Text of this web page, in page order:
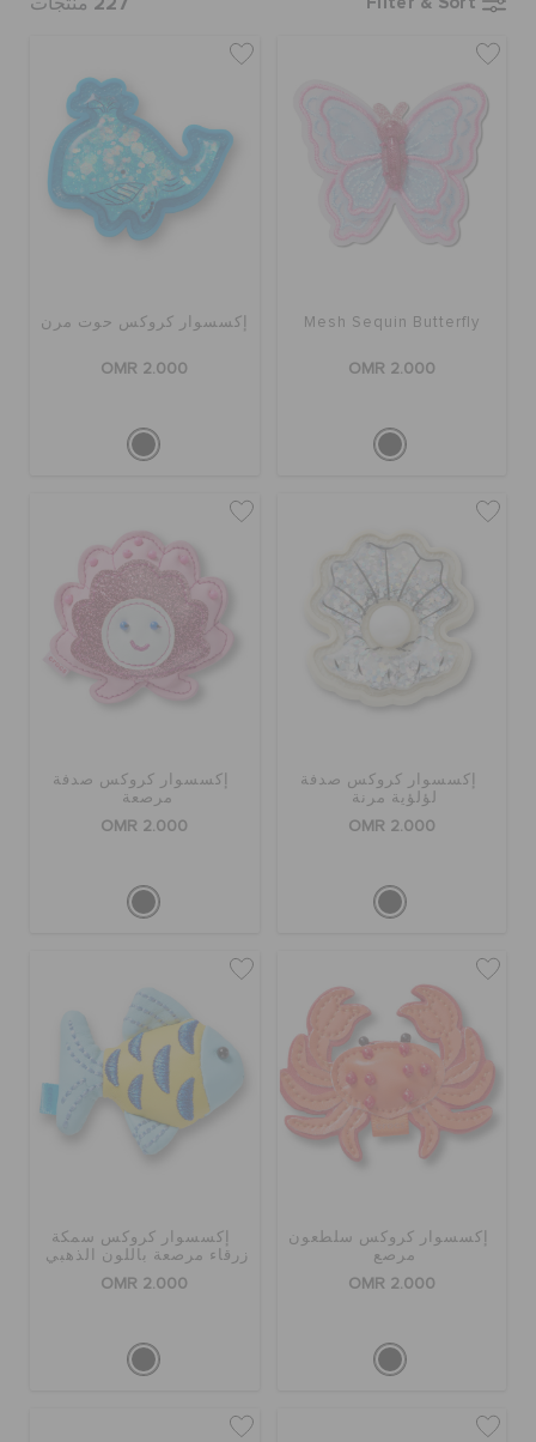
تنزيلات
مميز
تسجيل الدخول / اشتراك
قائمة الامنيات
الطلبيات المرتجعة
خدمة العملاء
Mesh Sequin Butterfly
OMR 2.000
إكسسوار كروكس حوت مرن
OMR 2.000
إكسسوار كروكس صدفة
لؤلؤية مرنة
OMR 2.000
إكسسوار كروكس صدفة
مرصعة
OMR 2.000
إكسسوار كروكس سلطعون
مرصع
OMR 2.000
إكسسوار كروكس سمكة
زرقاء مرصعة باللون الذهبي
OMR 2.000